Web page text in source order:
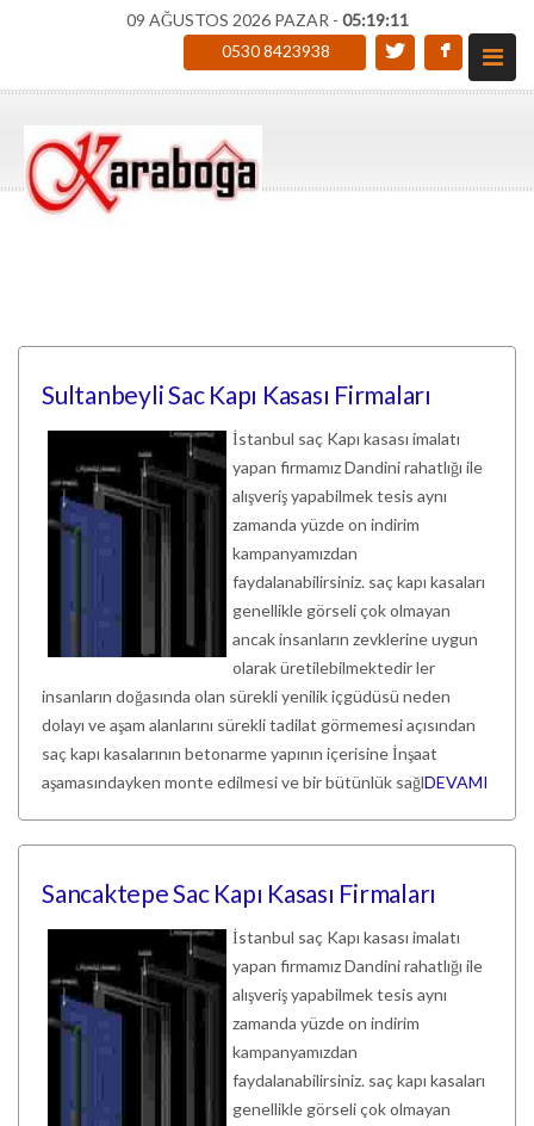
09 AĞUSTOS 2026 PAZAR - 05:19:12
0530 8423938
Sultanbeyli Sac Kapı Kasası Firmaları
İstanbul saç Kapı kasası imalatı
yapan firmamız Dandini rahatlığı ile
alışveriş yapabilmek tesis aynı
zamanda yüzde on indirim
kampanyamızdan
faydalanabilirsiniz. saç kapı kasaları
genellikle görseli çok olmayan
ancak insanların zevklerine uygun
olarak üretilebilmektedir ler
insanların doğasında olan sürekli yenilik içgüdüsü neden
dolayı ve aşam alanlarını sürekli tadilat görmemesi açısından
saç kapı kasalarının betonarme yapının içerisine İnşaat
aşamasındayken monte edilmesi ve bir bütünlük sağlDEVAMI
Sancaktepe Sac Kapı Kasası Firmaları
İstanbul saç Kapı kasası imalatı
yapan firmamız Dandini rahatlığı ile
alışveriş yapabilmek tesis aynı
zamanda yüzde on indirim
kampanyamızdan
faydalanabilirsiniz. saç kapı kasaları
genellikle görseli çok olmayan